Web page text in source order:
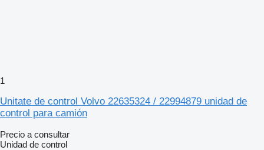
1
Unitate de control Volvo 22635324 / 22994879 unidad de
control para camión
Precio a consultar
Unidad de control